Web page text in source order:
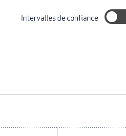
Intervalles de confiance